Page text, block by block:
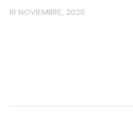
10 NOVIEMBRE, 2020